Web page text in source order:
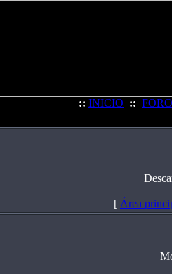
:: INICIO :: FORO
[ Área